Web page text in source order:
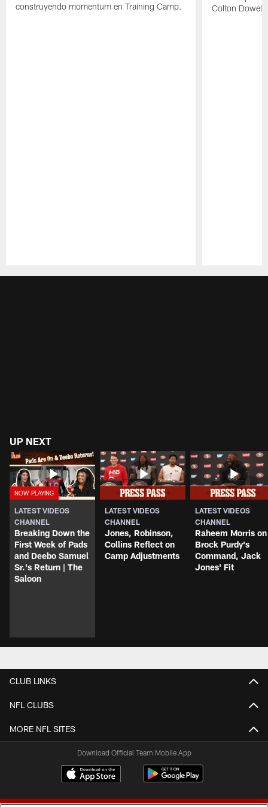
construyendo momentum en Training Camp.
Colton Dowell.
UP NEXT
LATEST VIDEOS
CHANNEL
Breaking Down the
First Week of Pads
and Deebo Samuel
Sr.'s Return | The
Saloon
LATEST VIDEOS
CHANNEL
Jones, Robinson,
Collins Reflect on
Camp Adjustments
LATEST VIDEOS
CHANNEL
Raheem Morris on
Brock Purdy's
Command, Jack
Jones' Fit
CLUB LINKS
NFL CLUBS
MORE NFL SITES
Download Official Team Mobile App